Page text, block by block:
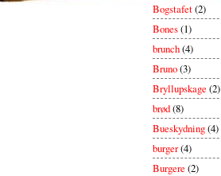
Bogstafet(2)
Bones(1)
brunch(4)
Bruno(3)
Bryllupskage(2)
brød(8)
Bueskydning(4)
burger(4)
Burgere(2)